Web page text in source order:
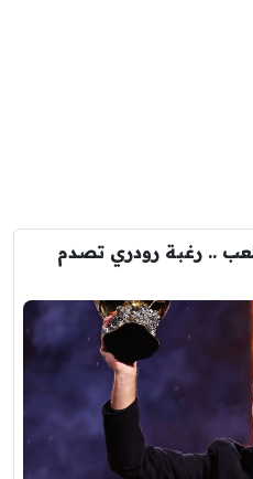
.. رغبة رودري تصدم